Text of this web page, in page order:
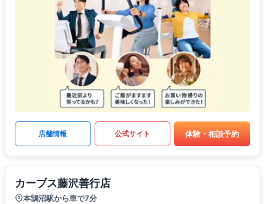
店舗情報 公式サイト 体験・相談予約
カーブス藤沢善行店
本鵠沼駅から車で7分